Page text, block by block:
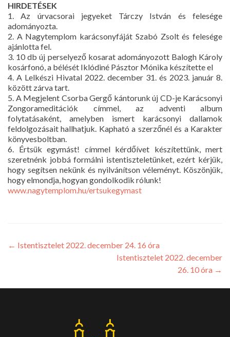
HIRDETÉSEK
1. Az úrvacsorai jegyeket Tárczy István és felesége
adományozta.
2. A Nagytemplom karácsonyfáját Szabó Zsolt és felesége
ajánlotta fel.
3. 10 db új perselyező kosarat adományozott Balogh Károly
kosárfonó, a bélését Iklódiné Pásztor Mónika készítette el
4. A Lelkészi Hivatal 2022. december 31. és 2023. január 8.
között zárva tart.
5. A Megjelent Csorba Gergő kántorunk új CD-je Karácsonyi
Zongorameditációk címmel, az adventi album
folytatásaként, amelyben ismert karácsonyi dallamok
feldolgozásait hallhatjuk. Kapható a szerzőnél és a Karakter
könyvesboltban.
6. Értsük egymást! címmel kérdőívet készítettünk, mert
szeretnénk jobbá formálni istentiszteletünket, ezért kérjük,
hogy segítsen nekünk és nyilvánítson véleményt. Köszönjük,
hogy elmondja, hogyan gondolkodik rólunk!
www.nagytemplom.hu/ertsukegymast
← Istentisztelet 2022. december 24. 16 óra
Istentisztelet 2022. december
26. 10 óra →